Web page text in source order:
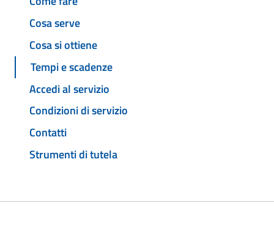
Cosa serve
Cosa si ottiene
Tempi e scadenze
Accedi al servizio
Condizioni di servizio
Contatti
Strumenti di tutela